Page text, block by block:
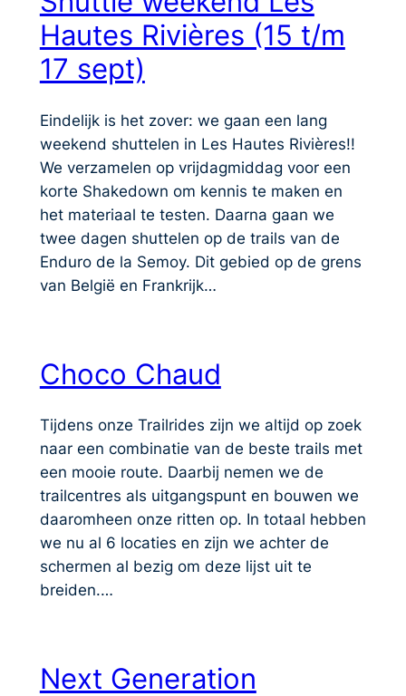
Hautes Rivières (15 t/m
17 sept)
Eindelijk is het zover: we gaan een lang
weekend shuttelen in Les Hautes Rivières!!
We verzamelen op vrijdagmiddag voor een
korte Shakedown om kennis te maken en
het materiaal te testen. Daarna gaan we
twee dagen shuttelen op de trails van de
Enduro de la Semoy. Dit gebied op de grens
van België en Frankrijk…
Choco Chaud
Tijdens onze Trailrides zijn we altijd op zoek
naar een combinatie van de beste trails met
een mooie route. Daarbij nemen we de
trailcentres als uitgangspunt en bouwen we
daaromheen onze ritten op. In totaal hebben
we nu al 6 locaties en zijn we achter de
schermen al bezig om deze lijst uit te
breiden.…
Next Generation